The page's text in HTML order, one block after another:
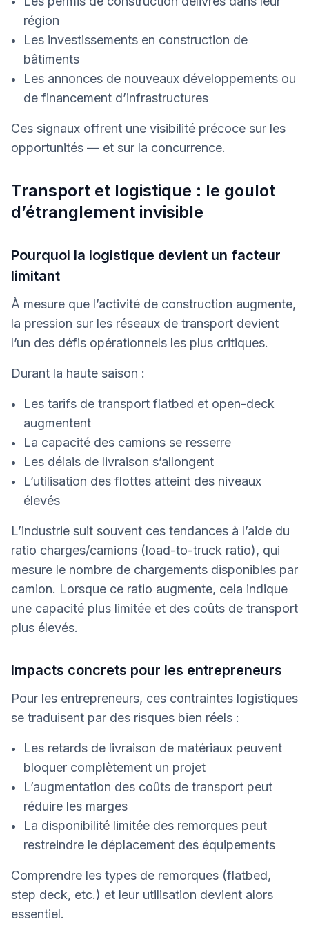
région
Les investissements en construction de
bâtiments
Les annonces de nouveaux développements ou
de financement d’infrastructures
Ces signaux offrent une visibilité précoce sur les
opportunités — et sur la concurrence.
Transport et logistique : le goulot
d’étranglement invisible
Pourquoi la logistique devient un facteur
limitant
À mesure que l’activité de construction augmente,
la pression sur les réseaux de transport devient
l’un des défis opérationnels les plus critiques.
Durant la haute saison :
Les tarifs de transport flatbed et open-deck
augmentent
La capacité des camions se resserre
Les délais de livraison s’allongent
L’utilisation des flottes atteint des niveaux
élevés
L’industrie suit souvent ces tendances à l’aide du
ratio charges/camions (load-to-truck ratio), qui
mesure le nombre de chargements disponibles par
camion. Lorsque ce ratio augmente, cela indique
une capacité plus limitée et des coûts de transport
plus élevés.
Impacts concrets pour les entrepreneurs
Pour les entrepreneurs, ces contraintes logistiques
se traduisent par des risques bien réels :
Les retards de livraison de matériaux peuvent
bloquer complètement un projet
L’augmentation des coûts de transport peut
réduire les marges
La disponibilité limitée des remorques peut
restreindre le déplacement des équipements
Comprendre les types de remorques (flatbed,
step deck, etc.) et leur utilisation devient alors
essentiel.